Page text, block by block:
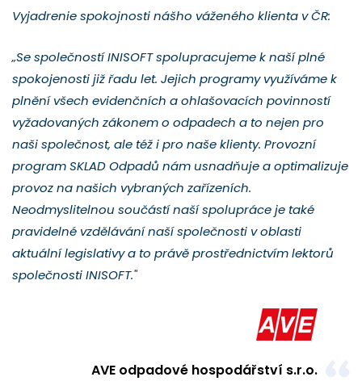
Vyjadrenie spokojnosti nášho váženého klienta v ČR:
„Se společností INISOFT spolupracujeme k naší plné
spokojenosti již řadu let. Jejich programy využíváme k
plnění všech evidenčních a ohlašovacích povinností
vyžadovaných zákonem o odpadech a to nejen pro
naši společnost, ale též i pro naše klienty. Provozní
program SKLAD Odpadů nám usnadňuje a optimalizuje
provoz na našich vybraných zařízeních.
Neodmyslitelnou součástí naší spolupráce je také
pravidelné vzdělávání naší společnosti v oblasti
aktuální legislativy a to právě prostřednictvím lektorů
společnosti INISOFT."
AVE odpadové hospodářství s.r.o.